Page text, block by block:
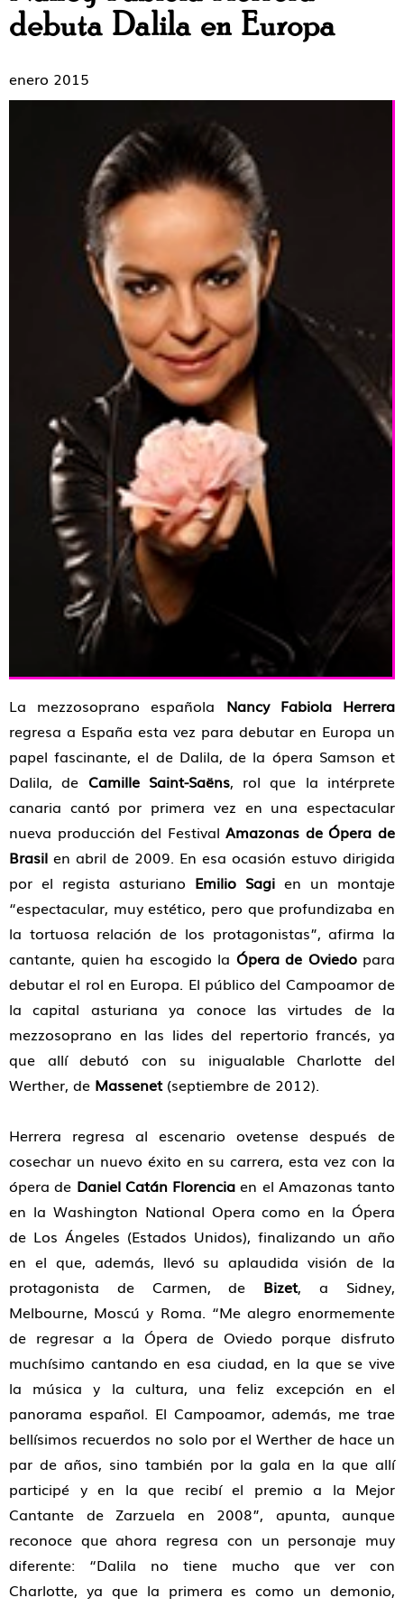
debuta Dalila en Europa
enero 2015
La mezzosoprano española Nancy Fabiola Herrera
regresa a España esta vez para debutar en Europa un
papel fascinante, el de Dalila, de la ópera Samson et
Dalila, de Camille Saint-Saëns, rol que la intérprete
canaria cantó por primera vez en una espectacular
nueva producción del Festival Amazonas de Ópera de
Brasil en abril de 2009. En esa ocasión estuvo dirigida
por el regista asturiano Emilio Sagi en un montaje
“espectacular, muy estético, pero que profundizaba en
la tortuosa relación de los protagonistas”, afirma la
cantante, quien ha escogido la Ópera de Oviedopara
debutar el rol en Europa. El público del Campoamor de
la capital asturiana ya conoce las virtudes de la
mezzosoprano en las lides del repertorio francés, ya
que allí debutó con su inigualable Charlotte del
Werther, de Massenet(septiembre de 2012).
Herrera regresa al escenario ovetense después de
cosechar un nuevo éxito en su carrera, esta vez con la
ópera de Daniel Catán Florencia en el Amazonas tanto
en la Washington National Opera como en la Ópera
de Los Ángeles (Estados Unidos), finalizando un año
en el que, además, llevó su aplaudida visión de la
protagonista de Carmen, de Bizet, a Sidney,
Melbourne, Moscú y Roma. “Me alegro enormemente
de regresar a la Ópera de Oviedo porque disfruto
muchísimo cantando en esa ciudad, en la que se vive
la música y la cultura, una feliz excepción en el
panorama español. El Campoamor, además, me trae
bellísimos recuerdos no solo por el Werther de hace un
par de años, sino también por la gala en la que allí
participé y en la que recibí el premio a la Mejor
Cantante de Zarzuela en 2008”, apunta, aunque
reconoce que ahora regresa con un personaje muy
diferente: “Dalila no tiene mucho que ver con
Charlotte, ya que la primera es como un demonio,